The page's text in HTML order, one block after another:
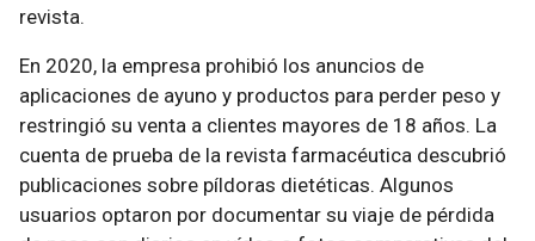
revista.
En 2020, la empresa prohibió los anuncios de
aplicaciones de ayuno y productos para perder peso y
restringió su venta a clientes mayores de 18 años. La
cuenta de prueba de la revista farmacéutica descubrió
publicaciones sobre píldoras dietéticas. Algunos
usuarios optaron por documentar su viaje de pérdida